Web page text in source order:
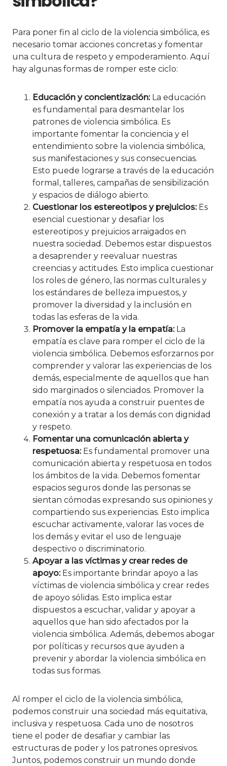
Para poner fin al ciclo de la violencia simbólica, es
necesario tomar acciones concretas y fomentar
una cultura de respeto y empoderamiento. Aquí
hay algunas formas de romper este ciclo:
Educación y concientización:La educación
es fundamental para desmantelar los
patrones de violencia simbólica. Es
importante fomentar la conciencia y el
entendimiento sobre la violencia simbólica,
sus manifestaciones y sus consecuencias.
Esto puede lograrse a través de la educación
formal, talleres, campañas de sensibilización
y espacios de diálogo abierto.
Cuestionar los estereotipos y prejuicios:Es
esencial cuestionar y desafiar los
estereotipos y prejuicios arraigados en
nuestra sociedad. Debemos estar dispuestos
a desaprender y reevaluar nuestras
creencias y actitudes. Esto implica cuestionar
los roles de género, las normas culturales y
los estándares de belleza impuestos, y
promover la diversidad y la inclusión en
todas las esferas de la vida.
Promover la empatía y la empatía:La
empatía es clave para romper el ciclo de la
violencia simbólica. Debemos esforzarnos por
comprender y valorar las experiencias de los
demás, especialmente de aquellos que han
sido marginados o silenciados. Promover la
empatía nos ayuda a construir puentes de
conexión y a tratar a los demás con dignidad
y respeto.
Fomentar una comunicación abierta y
respetuosa:Es fundamental promover una
comunicación abierta y respetuosa en todos
los ámbitos de la vida. Debemos fomentar
espacios seguros donde las personas se
sientan cómodas expresando sus opiniones y
compartiendo sus experiencias. Esto implica
escuchar activamente, valorar las voces de
los demás y evitar el uso de lenguaje
despectivo o discriminatorio.
Apoyar a las víctimas y crear redes de
apoyo: Es importante brindar apoyo a las
víctimas de violencia simbólica y crear redes
de apoyo sólidas. Esto implica estar
dispuestos a escuchar, validar y apoyar a
aquellos que han sido afectados por la
violencia simbólica. Además, debemos abogar
por políticas y recursos que ayuden a
prevenir y abordar la violencia simbólica en
todas sus formas.
Al romper el ciclo de la violencia simbólica,
podemos construir una sociedad más equitativa,
inclusiva y respetuosa. Cada uno de nosotros
tiene el poder de desafiar y cambiar las
estructuras de poder y los patrones opresivos.
Juntos, podemos construir un mundo donde